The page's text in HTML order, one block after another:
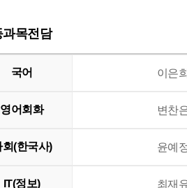
과목전담
국어 이은희
영어회화 변찬
회(한국사) 윤예
IT(정보) 최재